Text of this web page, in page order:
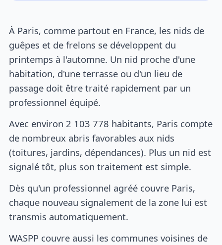
À Paris, comme partout en France, les nids de
guêpes et de frelons se développent du
printemps à l'automne. Un nid proche d'une
habitation, d'une terrasse ou d'un lieu de
passage doit être traité rapidement par un
professionnel équipé.
Avec environ 2 103 778 habitants, Paris compte
de nombreux abris favorables aux nids
(toitures, jardins, dépendances). Plus un nid est
signalé tôt, plus son traitement est simple.
Dès qu'un professionnel agréé couvre Paris,
chaque nouveau signalement de la zone lui est
transmis automatiquement.
WASPP couvre aussi les communes voisines de